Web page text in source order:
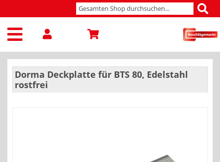
Dorma Deckplatte für BTS 80, Edelstahl
rostfrei